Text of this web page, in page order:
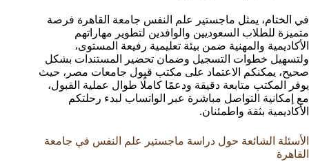
في الختام، يمثل ماجستير علم النفس جامعة القاهرة فرصة
متميزة للطلاب السعوديين والوافدين لتطوير مهاراتهم
الأكاديمية والمهنية ضمن بيئة تعليمية رفيعة المستوى،
ولتسهيل خطوات التسجيل وضمان تحضير المستندات بشكل
صحيح، يمكنكم الاعتماد على مكتب قبول جامعات مصر، حيث
يوفر المكتب متابعة دقيقة ودعمًا كاملًا طوال عملية القبول،
مع إمكانية التواصل مباشرة عبر الواتساب لبدء رحلتكم
الأكاديمية بثقة واطمئنان.
الأسئلة الشائعة حول دراسة ماجستير علم النفس في جامعة
القاهرة